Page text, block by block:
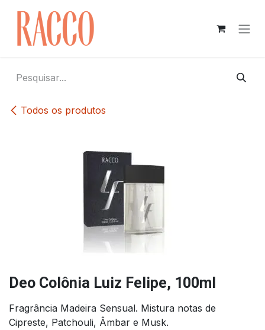
Todos os produtos
Deo Colônia Luiz Felipe, 100ml
Fragrância Madeira Sensual. Mistura notas de
Cipreste, Patchouli, Âmbar e Musk.